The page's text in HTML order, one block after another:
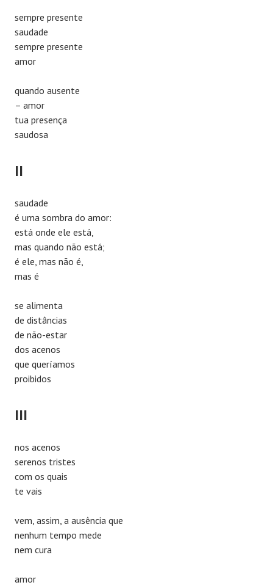
sempre presente
saudade
sempre presente
amor
quando ausente
– amor
tua presença
saudosa
II
saudade
é uma sombra do amor:
está onde ele está,
mas quando não está;
é ele, mas não é,
mas é
se alimenta
de distâncias
de não-estar
dos acenos
que queríamos
proibidos
III
nos acenos
serenos tristes
com os quais
te vais
vem, assim, a ausência que
nenhum tempo mede
nem cura
amor